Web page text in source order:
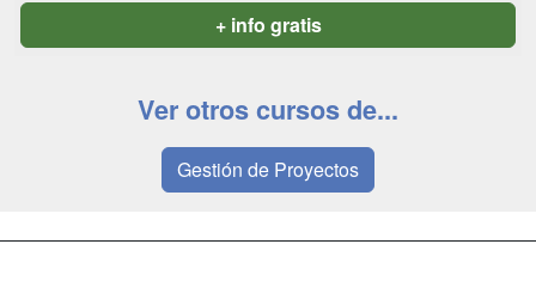
+ info gratis
Ver otros cursos de...
Gestión de Proyectos